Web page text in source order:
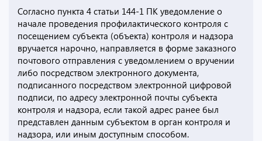
Согласно пункта 4 статьи 144-1 ПК уведомление о
начале проведения профилактического контроля с
посещением субъекта (объекта) контроля и надзора
вручается нарочно, направляется в форме заказного
почтового отправления с уведомлением о вручении
либо посредством электронного документа,
подписанного посредством электронной цифровой
подписи, по адресу электронной почты субъекта
контроля и надзора, если такой адрес ранее был
представлен данным субъектом в орган контроля и
надзора, или иным доступным способом.